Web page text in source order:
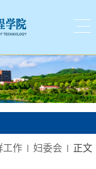
工作 妇委会 正文